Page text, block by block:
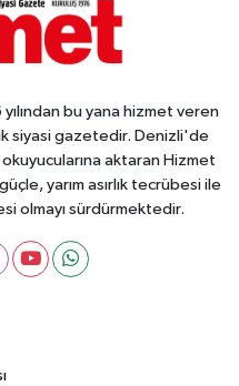
bu yana hizmet veren
siyasi gazetedir. Denizli'de
aktaran Hizmet
yarım asırlık tecrübesi ile
olmayı sürdürmektedir.